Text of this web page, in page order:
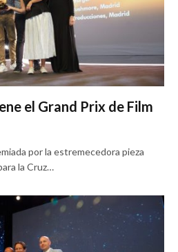
el Grand Prix de Film
por la estremecedora pieza
la Cruz…